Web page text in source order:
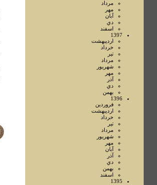
مرداد
مهر
آبان
دي
اسفند
1397
ارديبهشت
خرداد
تير
مرداد
شهريور
مهر
آذر
دي
بهمن
1396
فروردين
ارديبهشت
خرداد
تير
مرداد
شهريور
مهر
آبان
آذر
دي
بهمن
اسفند
1395